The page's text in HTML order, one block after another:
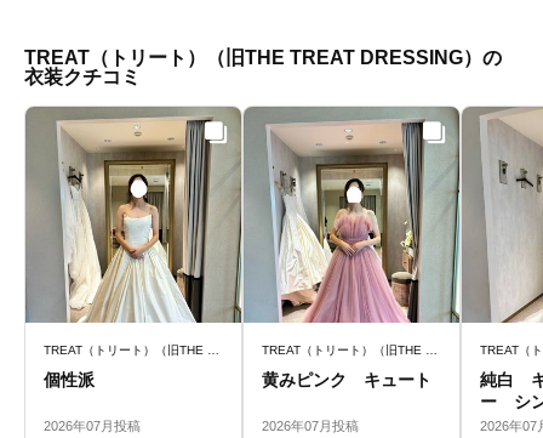
TREAT（トリート）（旧THE TREAT DRESSING）の
衣装クチコミ
個性派
2026年07月投稿
黄みピンク キュート
2026年07月投稿
純白
ー シ
2026年07